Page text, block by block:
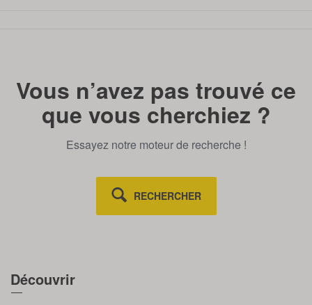
Vous n’avez pas trouvé ce
que vous cherchiez ?
Essayez notre moteur de recherche !
RECHERCHER
Découvrir